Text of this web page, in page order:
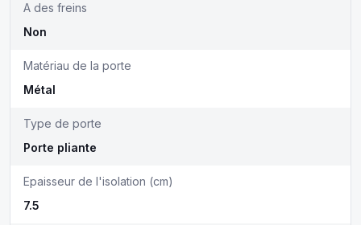
A des freins
Non
Matériau de la porte
Métal
Type de porte
Porte pliante
Epaisseur de l'isolation (cm)
7.5